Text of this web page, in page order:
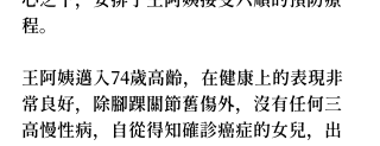
程。
王阿姨邁入74歲高齡，在健康上的表現非
常良好，除腳踝關節舊傷外，沒有任何三
高慢性病，自從得知確診癌症的女兒，出